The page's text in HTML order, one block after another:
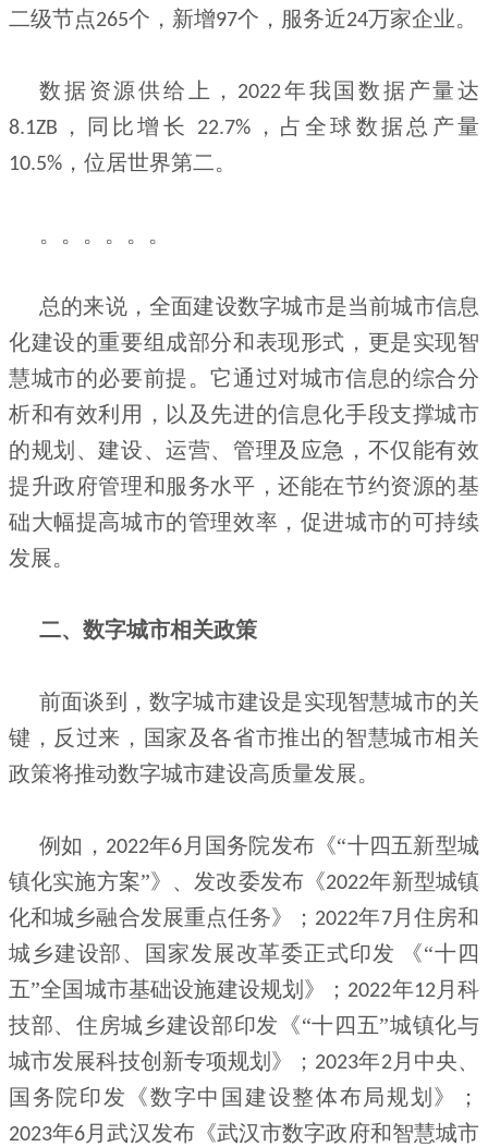
二级节点265个，新增97个，服务近24万家企业。
数据资源供给上， 2022年我国数据产量达
8.1ZB ，同比增长 22.7% ，占全球数据总产量
10.5% ，位居世界第二。
。。。。。。
总的来说，全面建设数字城市是当前城市信息
化建设的重要组成部分和表现形式，更是实现智
慧城市的必要前提。它通过对城市信息的综合分
析和有效利用，以及先进的信息化手段支撑城市
的规划、建设、运营、管理及应急，不仅能有效
提升政府管理和服务水平，还能在节约资源的基
础大幅提高城市的管理效率，促进城市的可持续
发展。
二、数字城市相关政策
前面谈到，数字城市建设是实现智慧城市的关
键，反过来，国家及各省市推出的智慧城市相关
政策将推动数字城市建设高质量发展。
例如， 2022年6 月国务院发布《“十四五新型城
镇化实施方案”》、发改委发布《2022年新型城镇
化和城乡融合发展重点任务》； 2022年7月住房和
城乡建设部、国家发展改革委正式印发 《“十四
五”全国城市基础设施建设规划》； 2022年12 月科
技部、住房城乡建设部印发《“十四五”城镇化与
城市发展科技创新专项规划》； 2023年2 月中央、
国务院印发《数字中国建设整体布局规划》；
2023年6 月武汉发布《武汉市数字政府和智慧城市